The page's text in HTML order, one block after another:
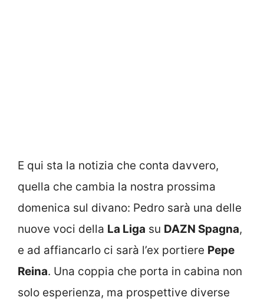
E qui sta la notizia che conta davvero,
quella che cambia la nostra prossima
domenica sul divano: Pedro sarà una delle
nuove voci della La Liga su DAZN Spagna,
e ad affiancarlo ci sarà l’ex portiere Pepe
Reina. Una coppia che porta in cabina non
solo esperienza, ma prospettive diverse